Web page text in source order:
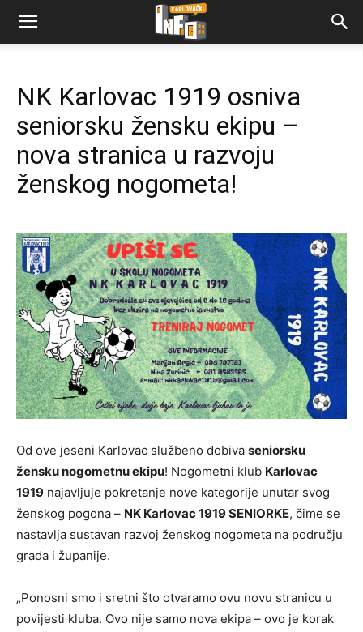
NK Karlovac 1919 osniva
seniorsku žensku ekipu –
nova stranica u razvoju
ženskog nogometa!
Od ove jeseni Karlovac službeno dobiva seniorsku
žensku nogometnu ekipu! Nogometni klub Karlovac
1919 najavljuje pokretanje nove kategorije unutar svog
ženskog pogona – NK Karlovac 1919 SENIORKE, čime se
nastavlja sustavan razvoj ženskog nogometa na području
grada i županije.
„Ponosni smo i sretni što otvaramo ovu novu stranicu u
povijesti kluba. Ovo nije samo nova ekipa – ovo je korak